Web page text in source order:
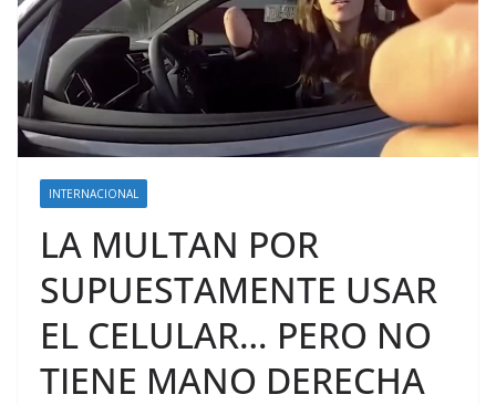
INTERNACIONAL
LA MULTAN POR
SUPUESTAMENTE USAR
EL CELULAR… PERO NO
TIENE MANO DERECHA